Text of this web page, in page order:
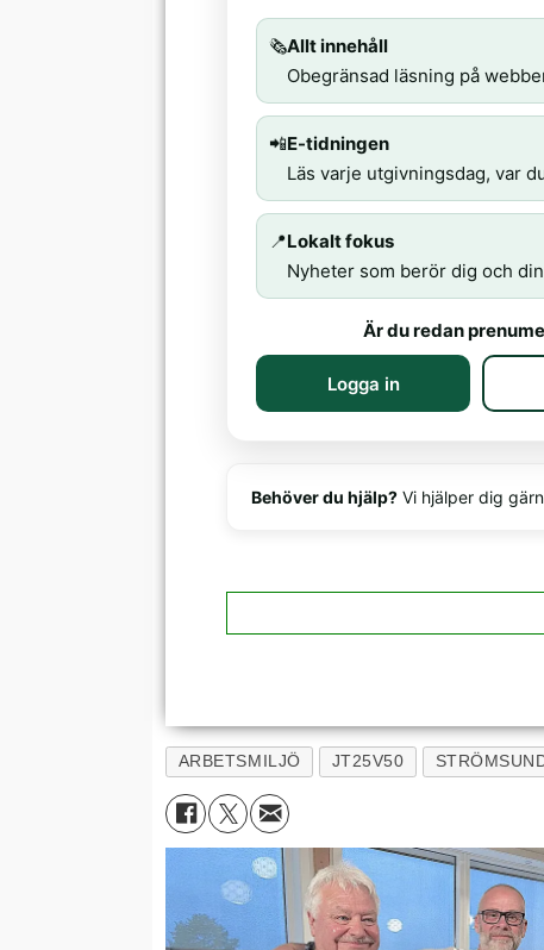
🗞️Allt innehåll
Obegränsad läsning på
📲E-tidningen
Läs varje utgivningsdag, var
📍Lokalt fokus
Nyheter som berör dig och
Är du redan
Logga in
Behöver du hjälp? Vi hjälper dig
ARBETSMILJÖ JT25V50